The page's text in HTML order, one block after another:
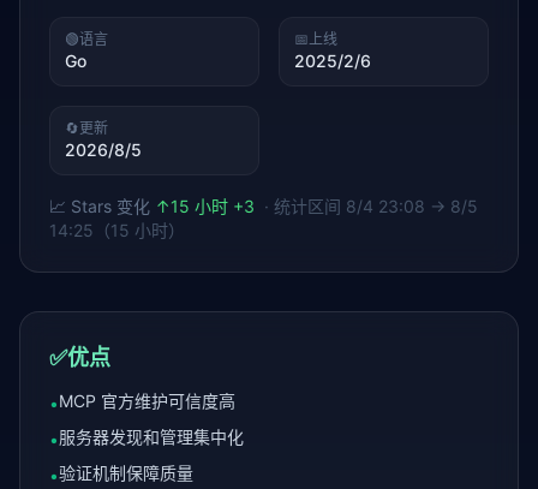
🟢语言
Go
📅上线
2025/2/6
🔄更新
2026/8/5
📈 Stars 变化 ↑15 小时 +3 · 统计区间 8/4 23:08 → 8/5
14:25（15 小时）
✅优点
•MCP 官方维护可信度高
•服务器发现和管理集中化
•验证机制保障质量